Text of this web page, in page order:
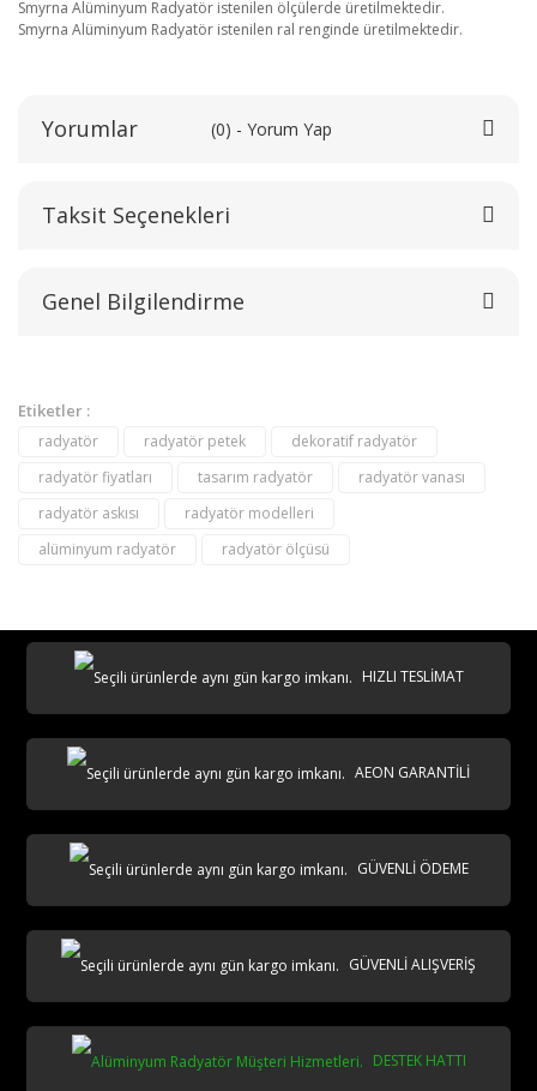
Smyrna Alüminyum Radyatör istenilen ölçülerde üretilmektedir.
Smyrna Alüminyum Radyatör istenilen ral renginde üretilmektedir.
Yorumlar (0) - Yorum Yap
Bu ürüne ilk yorumu siz yapın!
Yorum Yaz
Taksit Seçenekleri
Genel Bilgilendirme
Etiketler :
radyatör radyatör petek
dekoratif radyatör
radyatör fiyatları
tasarım radyatör
radyatör vanası
radyatör askısı
radyatör modelleri
alüminyum radyatör
radyatör ölçüsü
HIZLI TESLİMAT
AEON GARANTİLİ
GÜVENLİ ÖDEME
GÜVENLİ ALIŞVERİŞ
DESTEK HATTI